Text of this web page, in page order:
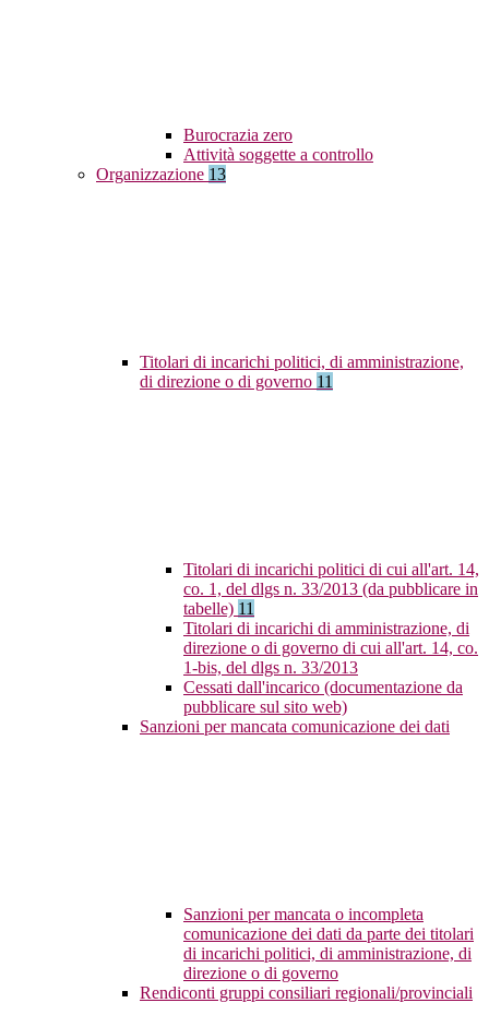
Burocrazia zero
Attività soggette a controllo
Organizzazione 13
Titolari di incarichi politici, di amministrazione,
di direzione o di governo 11
Titolari di incarichi politici di cui all'art. 14,
co. 1, del dlgs n. 33/2013 (da pubblicare in
tabelle) 11
Titolari di incarichi di amministrazione, di
direzione o di governo di cui all'art. 14, co.
1-bis, del dlgs n. 33/2013
Cessati dall'incarico (documentazione da
pubblicare sul sito web)
Sanzioni per mancata comunicazione dei dati
Sanzioni per mancata o incompleta
comunicazione dei dati da parte dei titolari
di incarichi politici, di amministrazione, di
direzione o di governo
Rendiconti gruppi consiliari regionali/provinciali